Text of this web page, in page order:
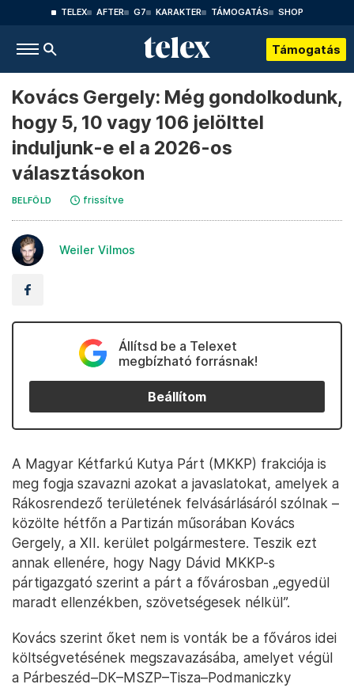
TELEX AFTER G7 KARAKTER TÁMOGATÁS SHOP
Támogatás
Kovács Gergely: Még gondolkodunk,
hogy 5, 10 vagy 106 jelölttel
induljunk-e el a 2026-os
választásokon
BELFÖLD frissítve
Weiler Vilmos
Állítsd be a Telexet
megbízható forrásnak!
Beállítom
A Magyar Kétfarkú Kutya Párt (MKKP) frakciója is
meg fogja szavazni azokat a javaslatokat, amelyek a
Rákosrendező területének felvásárlásáról szólnak –
közölte hétfőn a Partizán műsorában Kovács
Gergely, a XII. kerület polgármestere. Teszik ezt
annak ellenére, hogy Nagy Dávid MKKP-s
pártigazgató szerint a párt a fővárosban „egyedül
maradt ellenzékben, szövetségesek nélkül”.
Kovács szerint őket nem is vonták be a főváros idei
költségvetésének megszavazásába, amelyet végül
a Párbeszéd–DK–MSZP–Tisza–Podmaniczky